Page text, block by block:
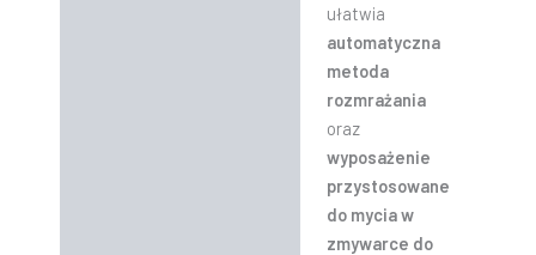
ułatwia
automatyczna
metoda
rozmrażania
oraz
wyposażenie
przystosowane
do mycia w
zmywarce do